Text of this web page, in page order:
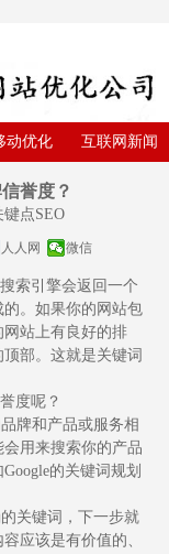
动优化 互联网新闻
誉度？
键点SEO
人人网 微信
索引擎会返回一个
。如果你的网站包
站上有良好的排
部。这就是关键词
度呢？
牌和产品或服务相
用来搜索你的产品
的关键词规划
关键词，下一步就
应该是有价值的、